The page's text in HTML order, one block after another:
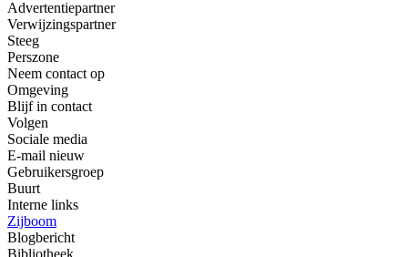
Advertentiepartner
Verwijzingspartner
Steeg
Perszone
Neem contact op
Omgeving
Blijf in contact
Volgen
Sociale media
E-mail nieuw
Gebruikersgroep
Buurt
Interne links
Zijboom
Blogbericht
Bibliotheek